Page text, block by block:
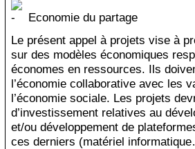
Economie du partage
Le présent appel à projets vise à
sur des modèles économiques
économes en ressources. Ils
l’économie collaborative avec les
l’économie sociale. Les projets
d’investissement relatives au
et/ou développement de
ces derniers (matériel